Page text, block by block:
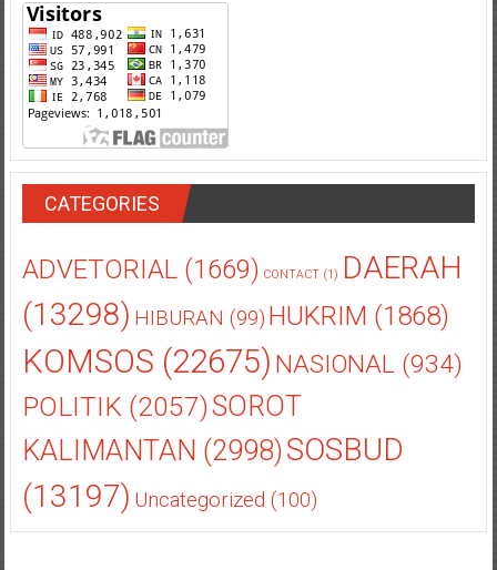
CATEGORIES
ADVETORIAL(1669) CONTACT(1) DAERAH
(13298) HIBURAN (99) HUKRIM (1868)
KOMSOS (22675) NASIONAL(934)
POLITIK(2057)SOROT
KALIMANTAN (2998)SOSBUD
(13197) Uncategorized (100)